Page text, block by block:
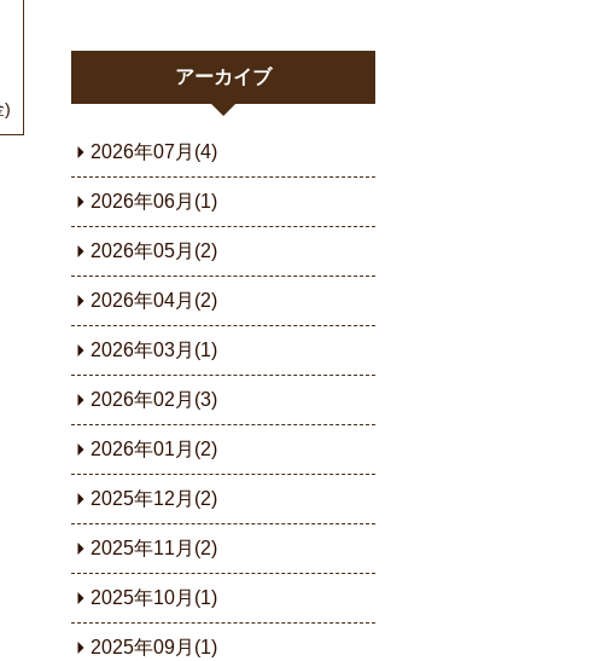
)
アーカイブ
2026年07月(4)
2026年06月(1)
2026年05月(2)
2026年04月(2)
2026年03月(1)
2026年02月(3)
2026年01月(2)
2025年12月(2)
2025年11月(2)
2025年10月(1)
2025年09月(1)